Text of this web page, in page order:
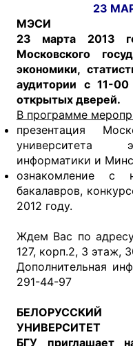
23
МЭСИ
23 марта 2013
Московского
экономики,
аудитории с 11-
открытых дверей.
В программе
презентация
университета
информатики и
ознакомление с
бакалавров,
2012 году.
Ждем Вас по
127, корп.2, 3 этаж,
Дополнительная
291-44-97
УНИВЕРСИТЕТ
БГУ приглашает